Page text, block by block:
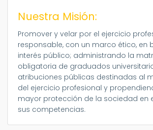
Nuestra Misión:
Promover y velar por el ejercicio
responsable, con un marco ético, en
interés público; administrando la
obligatoria de graduados
atribuciones públicas destinadas al
del ejercicio profesional y
mayor protección de la sociedad en
sus competencias.